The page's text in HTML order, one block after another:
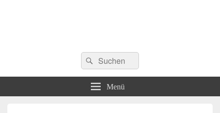
Suchen
nach:
Suchen
Menü